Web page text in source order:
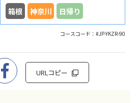
箱根 神奈川 日帰り
コースコード：#JP-YKZR-90
URLコピー